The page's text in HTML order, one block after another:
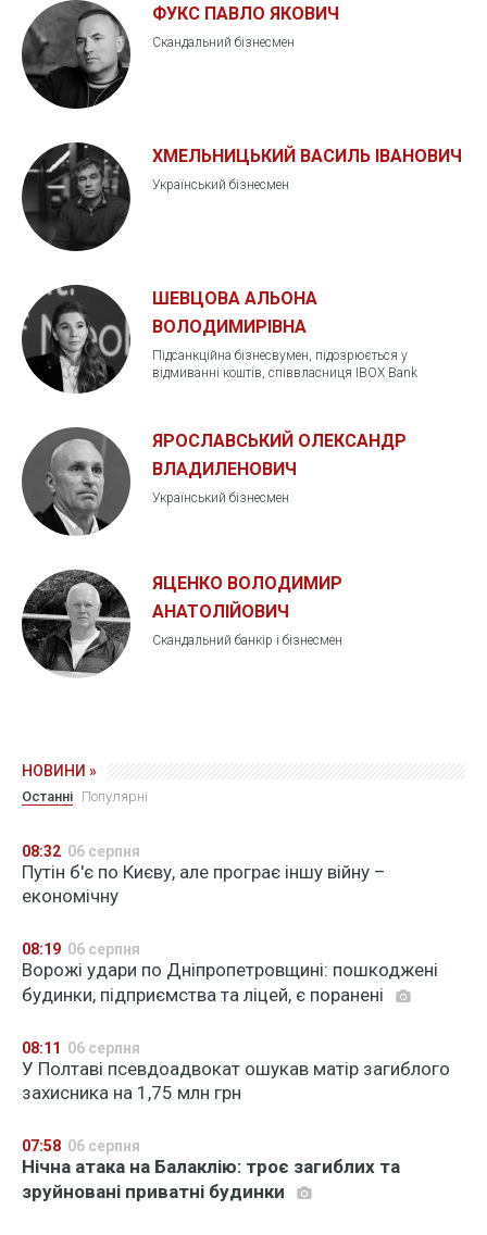
ФУКС ПАВЛО ЯКОВИЧ
Скандальний бізнесмен
ХМЕЛЬНИЦЬКИЙ ВАСИЛЬ ІВАНОВИЧ
Український бізнесмен
ШЕВЦОВА АЛЬОНА
ВОЛОДИМИРІВНА
Підсанкційна бізнесвумен, підозрюється у
відмиванні коштів, співвласниця IBOX Bank
ЯРОСЛАВСЬКИЙ ОЛЕКСАНДР
ВЛАДИЛЕНОВИЧ
Український бізнесмен
ЯЦЕНКО ВОЛОДИМИР
АНАТОЛІЙОВИЧ
Скандальний банкір і бізнесмен
НОВИНИ »
Останні Популярні
08:32 06 серпня
Путін б'є по Києву, але програє іншу війну –
економічну
08:19 06 серпня
Ворожі удари по Дніпропетровщині: пошкоджені
будинки, підприємства та ліцей, є поранені
08:11 06 серпня
У Полтаві псевдоадвокат ошукав матір загиблого
захисника на 1,75 млн грн
07:58 06 серпня
Нічна атака на Балаклію: троє загиблих та
зруйновані приватні будинки